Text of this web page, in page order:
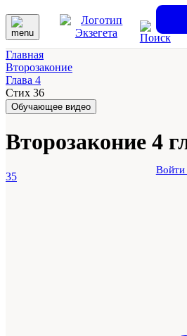
Войти
Главная
Второзаконие
Глава 4
Стих 36
Обучающее видео
Второзаконие 4
35